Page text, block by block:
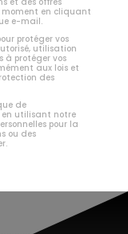
moment en cliquant
e-mail.
protéger vos
utilisation
à protéger vos
aux lois et
des
de
en utilisant notre
pour la
ou des